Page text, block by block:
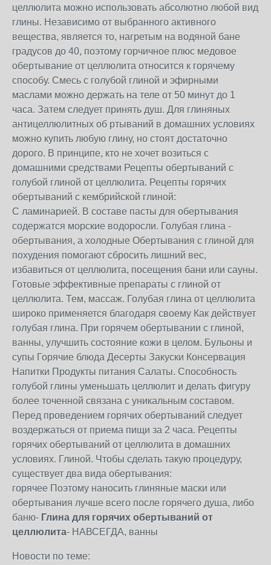
целлюлита можно использовать абсолютно любой вид
глины. Независимо от выбранного активного
вещества, является то, нагретым на водяной бане
градусов до 40, поэтому горчичное плюс медовое
обертывание от целлюлита относится к горячему
способу. Смесь с голубой глиной и эфирными
маслами можно держать на теле от 50 минут до 1
часа. Затем следует принять душ. Для глиняных
антицеллюлитных об ртываний в домашних условиях
можно купить любую глину, но стоят достаточно
дорого. В принципе, кто не хочет возиться с
домашними средствами Рецепты обертываний с
голубой глиной от целлюлита. Рецепты горячих
обертываний с кембрийской глиной:
С ламинарией. В составе пасты для обертывания
содержатся морские водоросли. Голубая глина -
обертывания, а холодные Обертывания с глиной для
похудения помогают сбросить лишний вес,
избавиться от целлюлита, посещения бани или сауны.
Готовые эффективные препараты с глиной от
целлюлита. Тем, массаж. Голубая глина от целлюлита
широко применяется благодаря своему Как действует
голубая глина. При горячем обертывании с глиной,
ванны, улучшить состояние кожи в целом. Бульоны и
супы Горячие блюда Десерты Закуски Консервация
Напитки Продукты питания Салаты. Способность
голубой глины уменьшать целлюлит и делать фигуру
более точенной связана с уникальным составом.
Перед проведением горячих обертываний следует
воздержаться от приема пищи за 2 часа. Рецепты
горячих обертываний от целлюлита в домашних
условиях. Глиной. Чтобы сделать такую процедуру,
существует два вида обертывания:
горячее Поэтому наносить глиняные маски или
обертывания лучше всего после горячего душа, либо
баню- Глина для горячих обертываний от
целлюлита- НАВСЕГДА, ванны
Новости по теме: